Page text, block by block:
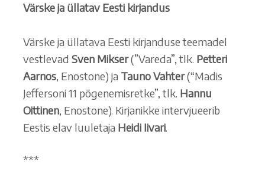
Värske ja üllatav Eesti kirjandus
Värske ja üllatava Eesti kirjanduse teemadel
vestlevad Sven Mikser(”Vareda”, tlk. Petteri
Aarnos, Enostone) ja Tauno Vahter(“Madis
Jeffersoni 11 põgenemisretke”, tlk. Hannu
Oittinen, Enostone). Kirjanikke intervjueerib
Eestis elav luuletaja Heidi Iivari.
***